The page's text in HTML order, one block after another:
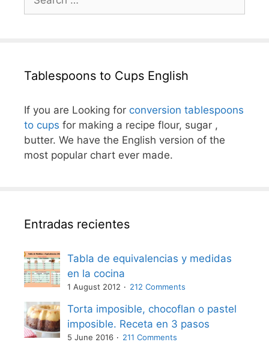
for:
Tablespoons to Cups English
If you are Looking for conversion tablespoons
to cups for making a recipe flour, sugar ,
butter. We have the English version of the
most popular chart ever made.
Entradas recientes
Tabla de equivalencias y medidas
en la cocina
1 August 2012 212 Comments
Torta imposible, chocoflan o pastel
imposible. Receta en 3 pasos
5 June 2016 211 Comments